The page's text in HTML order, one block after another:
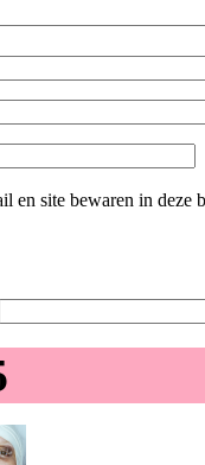
en site bewaren in deze